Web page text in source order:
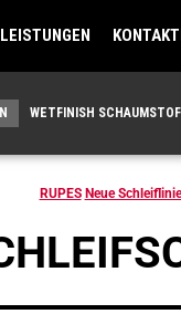
WETFINISH
RUPES Neue